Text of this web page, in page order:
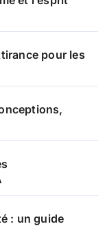
pour les
: un guide